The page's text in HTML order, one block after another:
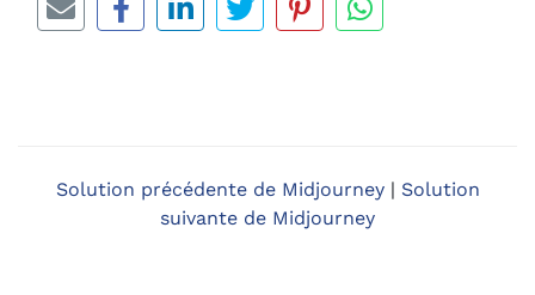
Solution précédente de Midjourney | Solution
suivante de Midjourney